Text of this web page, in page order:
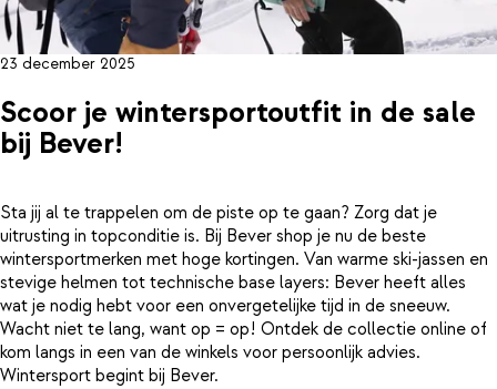
23 december 2025
Scoor je wintersportoutfit in de sale
bij Bever!
Sta jij al te trappelen om de piste op te gaan? Zorg dat je
uitrusting in topconditie is. Bij Bever shop je nu de beste
wintersportmerken met hoge kortingen. Van warme ski-jassen en
stevige helmen tot technische base layers: Bever heeft alles
wat je nodig hebt voor een onvergetelijke tijd in de sneeuw.
Wacht niet te lang, want op = op! Ontdek de collectie online of
kom langs in een van de winkels voor persoonlijk advies.
Wintersport begint bij Bever.